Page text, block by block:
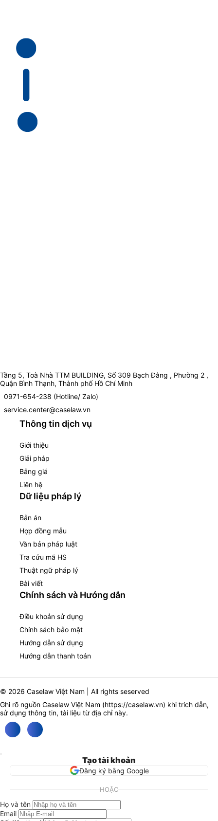
Tầng 5, Toà Nhà TTM BUILDING, Số 309 Bạch Đằng , Phường 2 ,
Quận Bình Thạnh, Thành phố Hồ Chí Minh
0971-654-238 (Hotline/ Zalo)
service.center@caselaw.vn
Thông tin dịch vụ
Giới thiệu
Giải pháp
Bảng giá
Liên hệ
Dữ liệu pháp lý
Bản án
Hợp đồng mẫu
Văn bản pháp luật
Tra cứu mã HS
Thuật ngữ pháp lý
Bài viết
Chính sách và Hướng dẫn
Điều khoản sử dụng
Chính sách bảo mật
Hướng dẫn sử dụng
Hướng dẫn thanh toán
© 2026 Caselaw Việt Nam | All rights seserved
Ghi rõ nguồn Caselaw Việt Nam (https://caselaw.vn) khi trích dẫn,
sử dụng thông tin, tài liệu từ địa chỉ này.
Tạo tài khoản
Đăng ký bằng Google
HOẶC
Họ và tên
Email